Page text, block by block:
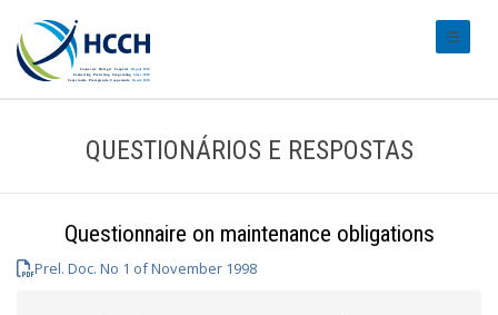
QUESTIONÁRIOS E RESPOSTAS
Questionnaire on maintenance obligations
Prel. Doc. No 1 of November 1998